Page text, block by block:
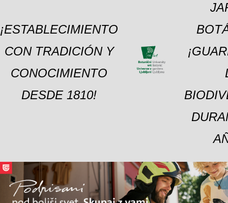
¡ESTABLECIMIENTO
CON TRADICIÓN Y
CONOCIMIENTO
DESDE 1810!